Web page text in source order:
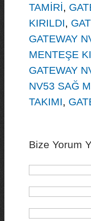
TAMİRİ,
KIRILDI,
GATEWAY
MENTEŞE
GATEWAY
NV53 SAĞ
TAKIMI,
Bize Yorum